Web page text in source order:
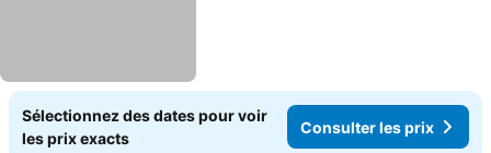
Sélectionnez des dates pour voir
les prix exacts
Consulter les prix